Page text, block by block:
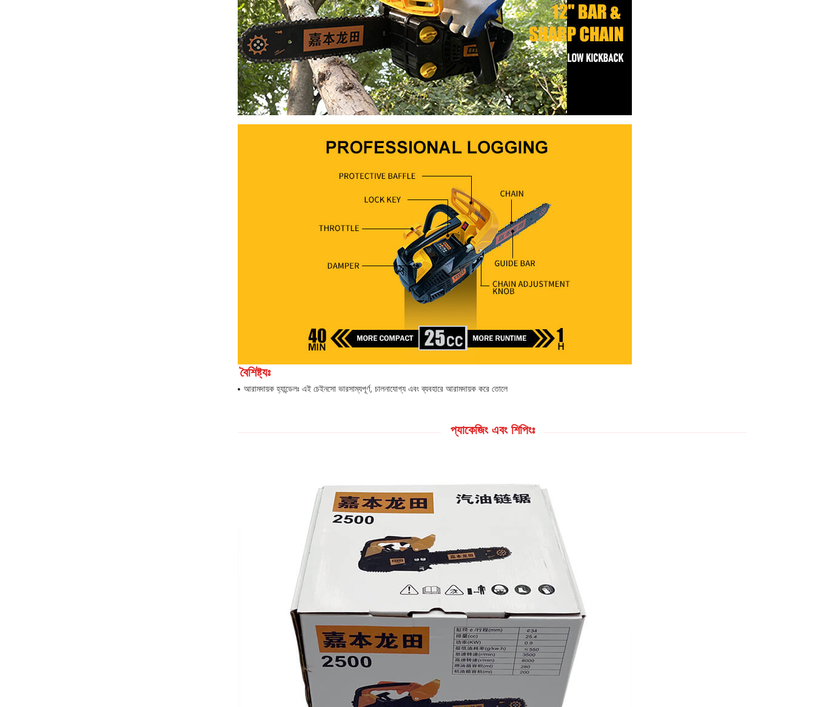
বৈশিষ্ট্যঃ
আরামদায়ক হ্যান্ডেলঃ এই চেইনসো ভারসাম্যপূর্ণ, চালনাযোগ্য এবং ব্যবহারে আরামদায়ক করে তোলে
প্যাকেজিং এবং শিপিংঃ